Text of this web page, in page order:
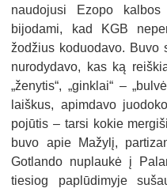
naudojusi Ezopo
bijodami, kad KGB
žodžius koduodavo. Buvo
nurodydavo, kas ką
„ženytis“, „ginklai“ –
laiškus, apimdavo
pojūtis – tarsi kokie
buvo apie Mažylį,
Gotlando nuplaukė į
tiesiog paplūdimyje